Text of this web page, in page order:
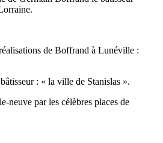
de Boffrand à Lunéville :
: « la ville de Stanislas ».
neuve par les célèbres places de